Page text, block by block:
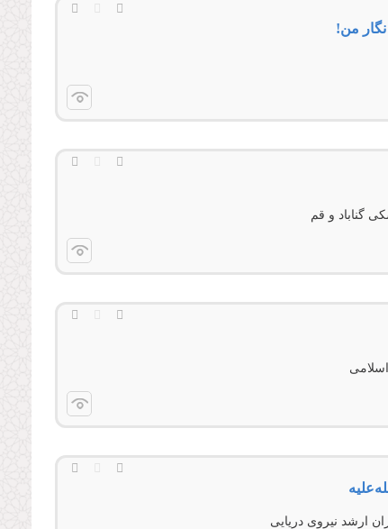
من!
گناباد و قم
ارشد نیروی دریایی